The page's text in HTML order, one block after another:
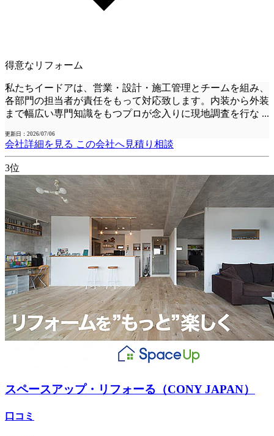
得意なリフォーム
私たちイードアは、営業・設計・施工管理とチームを組み、
各部門の担当者が責任をもって対応致します。内装から外装
まで幅広い専門知識をもつプロが念入りに現地調査を行な ...
更新日：2026/07/06
会社詳細を見る この会社へ見積り相談
3位
スペースアップ・リフォーる（CONY JAPAN）
口コミ